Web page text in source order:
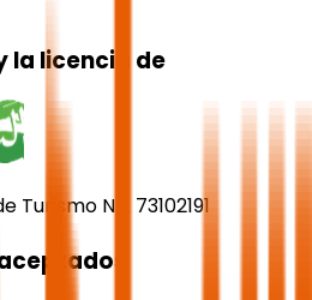
la licencia de
Turismo No. 73102191